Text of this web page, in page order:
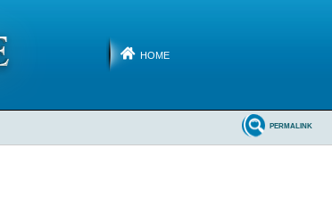
HOME
PERMALINK